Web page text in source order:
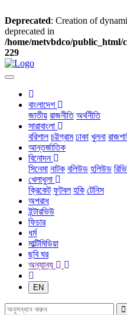
Deprecated: Creation of
deprecated in
/home/metvbdco/
229
বাংলাদেশ
জাতীয় রাজনীতি অর্থনীতি
সারাবাংলা
বরিশাল চট্টগ্রাম ঢাকা খুলনা
আন্তর্জাতিক
বিনোদন
সিনেমা নাটক বলিউড হলিউড
খেলাধুলা
ক্রিকেট ফুটবল হকি টেনিস
অপরাধ
ইন্টারভিউ
ফিচার
ধর্ম
মাল্টিমিডিয়া
ছবি ঘর
অন্যান্য
EN